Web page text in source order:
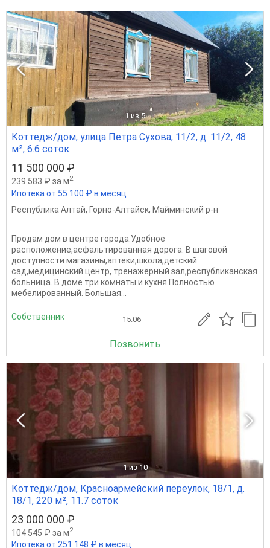
1 из 5
Коттедж/дом, улица Петра Сухова, 11/2, д. 11/2, 48
м², 6.6 соток
11 500 000 ₽
239 583 ₽ за м2
Ипотека от 55 100 ₽ в месяц
Республика Алтай, Горно-Алтайск, Майминский р-н
Продам дом в центре города.Удобное
расположение,асфальтированная дорога. В шаговой
доступности магазины,аптеки,школа,детский
сад,медицинский центр, тренажёрный зал,республиканская
больница. В доме три комнаты и кухня.Полностью
мебелированный. Большая...
Собственник 15.06
Позвонить
1 из 10
Коттедж/дом, Красноармейский переулок, 18/1, д.
18/1, 220 м², 11.7 соток
23 000 000 ₽
104 545 ₽ за м2
Ипотека от 251 148 ₽ в месяц